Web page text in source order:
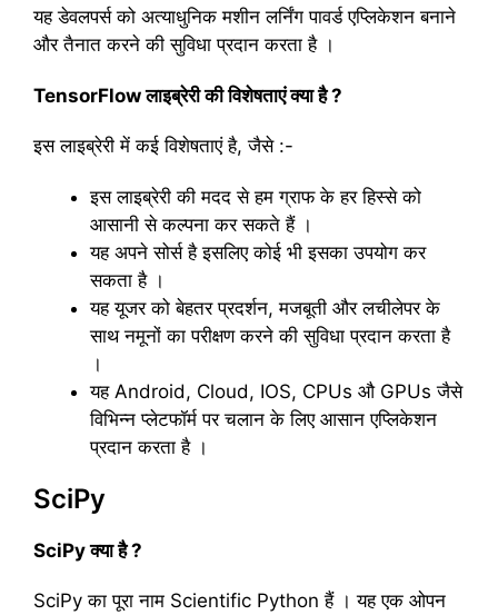
यह डेवलपर्स को अत्याधुनिक मशीन लर्निंग पावर्ड एप्लिकेशन बनाने
और तैनात करने की सुविधा प्रदान करता है ।
TensorFlow लाइब्रेरी की विशेषताएं क्या है ?
इस लाइब्रेरी में कई विशेषताएं है, जैसे :-
इस लाइब्रेरी की मदद से हम ग्राफ के हर हिस्से को
आसानी से कल्पना कर सकते हैं ।
यह अपने सोर्स है इसलिए कोई भी इसका उपयोग कर
सकता है ।
यह यूजर को बेहतर प्रदर्शन, मजबूती और लचीलेपर के
साथ नमूनों का परीक्षण करने की सुविधा प्रदान करता है
।
यह Android, Cloud, IOS, CPUs औ GPUs जैसे
विभिन्न प्लेटफॉर्म पर चलान के लिए आसान एप्लिकेशन
प्रदान करता है ।
SciPy
SciPy क्या है ?
SciPy का पूरा नाम Scientific Python हैं । यह एक ओपन